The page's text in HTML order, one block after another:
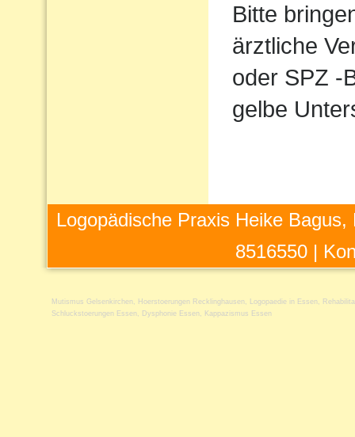
Bitte
ärztliche
oder SPZ -
gelbe
Logopädische Praxis Heike
8516550 |
Mutismus Gelsenkirchen , Hoerstoerungen Recklinghausen , Logopaedie in Essen ,
Schluckstoerungen Essen , Dysphonie Essen , Kappazismus Essen